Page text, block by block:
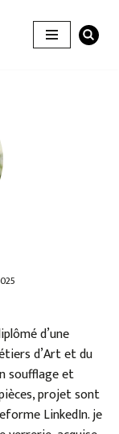
d’une
d’Art et du
soufflage et
projet sont
LinkedIn. je